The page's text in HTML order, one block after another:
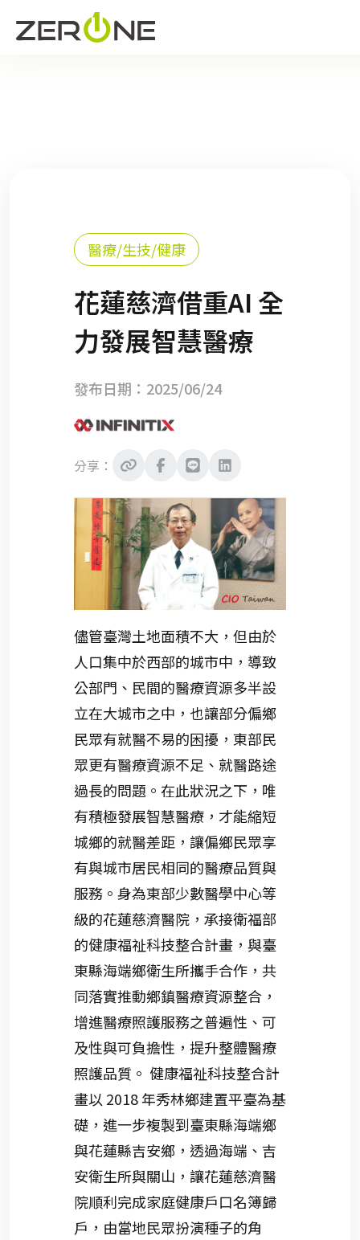
分享：
醫療/生技/健康
花蓮慈濟借重AI 全
力發展智慧醫療
發布日期：2025/06/24
儘管臺灣土地面積不大，但由於
人口集中於西部的城市中，導致
公部門、民間的醫療資源多半設
立在大城市之中，也讓部分偏鄉
民眾有就醫不易的困擾，東部民
眾更有醫療資源不足、就醫路途
過長的問題。在此狀況之下，唯
有積極發展智慧醫療，才能縮短
城鄉的就醫差距，讓偏鄉民眾享
有與城市居民相同的醫療品質與
服務。身為東部少數醫學中心等
級的花蓮慈濟醫院，承接衛福部
的健康福祉科技整合計畫，與臺
東縣海端鄉衛生所攜手合作，共
同落實推動鄉鎮醫療資源整合，
增進醫療照護服務之普遍性、可
及性與可負擔性，提升整體醫療
照護品質。 健康福祉科技整合計
畫以 2018 年秀林鄉建置平臺為基
礎，進一步複製到臺東縣海端鄉
與花蓮縣吉安鄉，透過海端、吉
安衛生所與關山，讓花蓮慈濟醫
院順利完成家庭健康戶口名簿歸
戶，由當地民眾扮演種子的角